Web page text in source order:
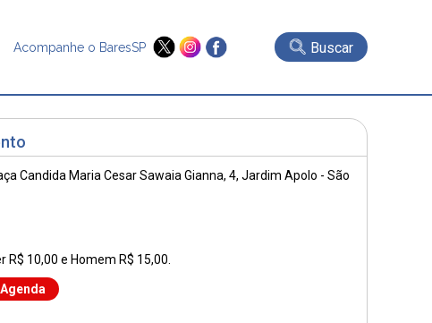
Acompanhe o BaresSP Buscar
Candida Maria Cesar Sawaia Gianna, 4, Jardim Apolo - São
10,00 e Homem R$ 15,00.